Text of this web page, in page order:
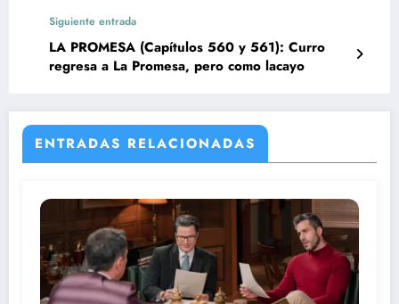
Siguiente entrada
LA PROMESA (Capítulos 560 y 561): Curro
regresa a La Promesa, pero como lacayo
ENTRADAS RELACIONADAS